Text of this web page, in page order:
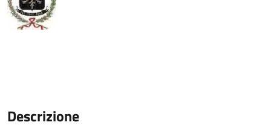
Descrizione